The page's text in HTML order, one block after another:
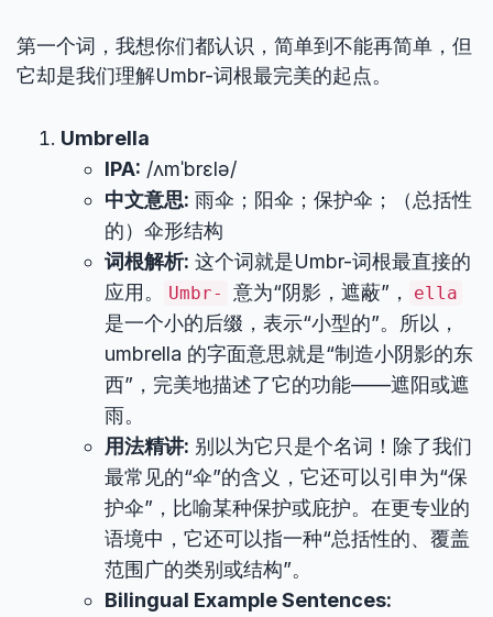
第一个词，我想你们都认识，简单到不能再简单，但
它却是我们理解Umbr-词根最完美的起点。
Umbrella
IPA: /ʌmˈbrɛlə/
中文意思: 雨伞；阳伞；保护伞；（总括性
的）伞形结构
词根解析: 这个词就是Umbr-词根最直接的
应用。
Umbr- 意为“阴影，遮蔽”， ella
是一个小的后缀，表示“小型的”。所以，
umbrella 的字面意思就是“制造小阴影的东
西”，完美地描述了它的功能——遮阳或遮
雨。
用法精讲: 别以为它只是个名词！除了我们
最常见的“伞”的含义，它还可以引申为“保
护伞”，比喻某种保护或庇护。在更专业的
语境中，它还可以指一种“总括性的、覆盖
范围广的类别或结构”。
Bilingual Example Sentences: